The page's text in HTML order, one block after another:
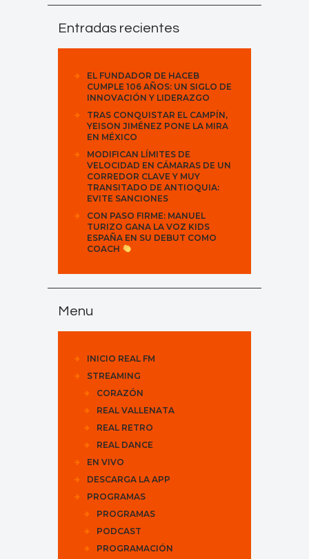
Entradas recientes
EL FUNDADOR DE HACEB
CUMPLE 106 AÑOS: UN SIGLO DE
INNOVACIÓN Y LIDERAZGO
TRAS CONQUISTAR EL CAMPÍN,
YEISON JIMÉNEZ PONE LA MIRA
EN MÉXICO
MODIFICAN LÍMITES DE
VELOCIDAD EN CÁMARAS DE UN
CORREDOR CLAVE Y MUY
TRANSITADO DE ANTIOQUIA:
EVITE SANCIONES
CON PASO FIRME: MANUEL
TURIZO GANA LA VOZ KIDS
ESPAÑA EN SU DEBUT COMO
COACH
Menu
INICIO REAL FM
STREAMING
CORAZÓN
REAL VALLENATA
REAL RETRO
REAL DANCE
EN VIVO
DESCARGA LA APP
PROGRAMAS
PROGRAMAS
PODCAST
PROGRAMACIÓN